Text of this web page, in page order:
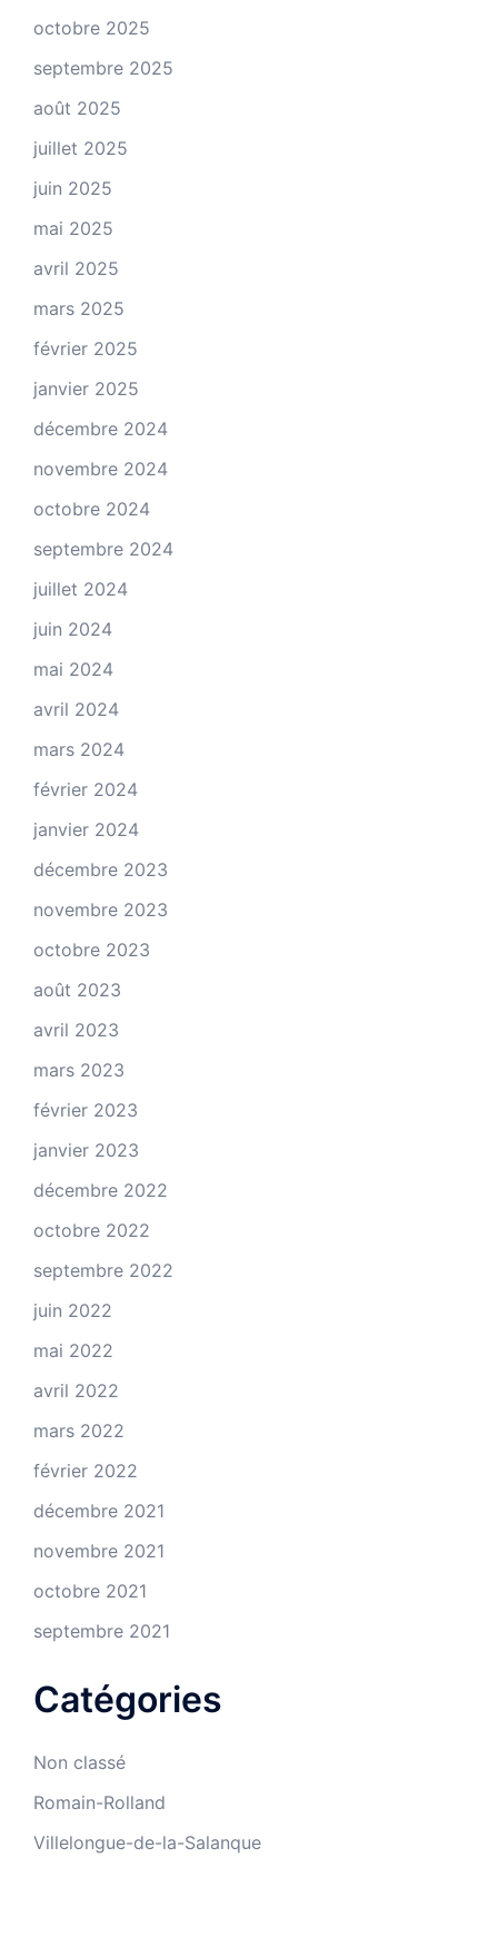
octobre 2025
septembre 2025
août 2025
juillet 2025
juin 2025
mai 2025
avril 2025
mars 2025
février 2025
janvier 2025
décembre 2024
novembre 2024
octobre 2024
septembre 2024
juillet 2024
juin 2024
mai 2024
avril 2024
mars 2024
février 2024
janvier 2024
décembre 2023
novembre 2023
octobre 2023
août 2023
avril 2023
mars 2023
février 2023
janvier 2023
décembre 2022
octobre 2022
septembre 2022
juin 2022
mai 2022
avril 2022
mars 2022
février 2022
décembre 2021
novembre 2021
octobre 2021
septembre 2021
Catégories
Non classé
Romain-Rolland
Villelongue-de-la-Salanque